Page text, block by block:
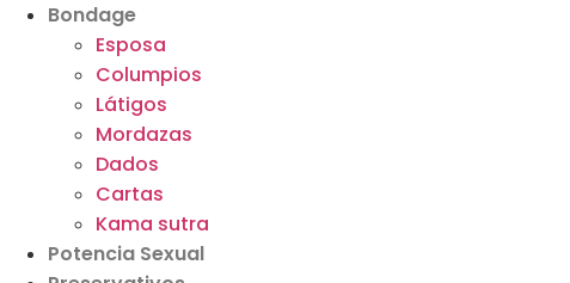
Bondage
Esposa
Columpios
Látigos
Mordazas
Dados
Cartas
Kama sutra
Potencia Sexual